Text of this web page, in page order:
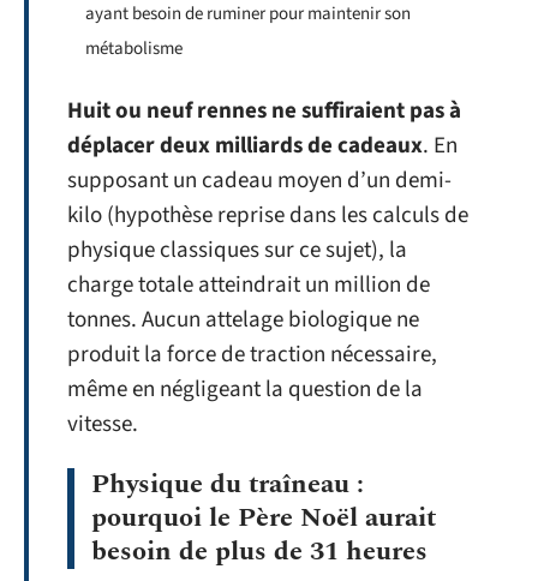
ayant besoin de ruminer pour maintenir son
métabolisme
Huit ou neuf rennes ne suffiraient pas à
déplacer deux milliards de cadeaux. En
supposant un cadeau moyen d’un demi-
kilo (hypothèse reprise dans les calculs de
physique classiques sur ce sujet), la
charge totale atteindrait un million de
tonnes. Aucun attelage biologique ne
produit la force de traction nécessaire,
même en négligeant la question de la
vitesse.
Physique du traîneau :
pourquoi le Père Noël aurait
besoin de plus de 31 heures